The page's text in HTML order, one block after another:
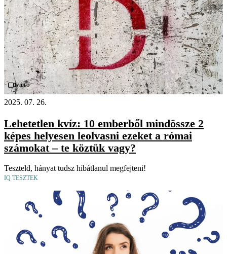
Videó
2025. 07. 26.
Lehetetlen kvíz: 10 emberből mindössze 2
képes helyesen leolvasni ezeket a római
számokat – te köztük vagy?
Teszteld, hányat tudsz hibátlanul megfejteni!
IQ TESZTEK